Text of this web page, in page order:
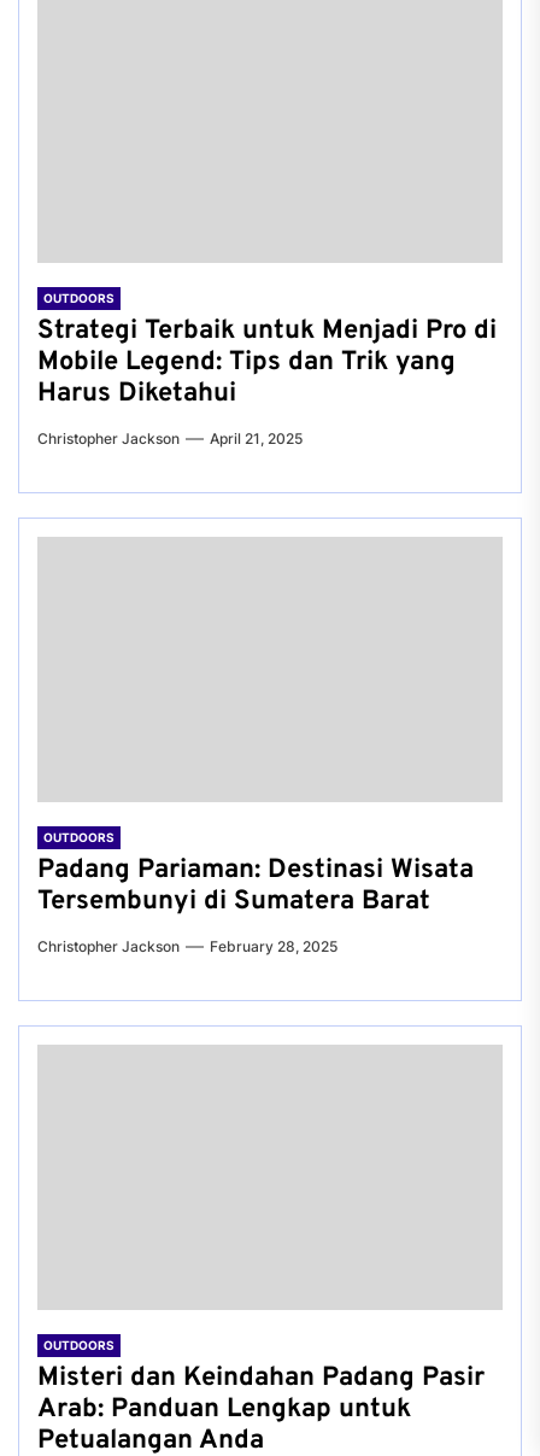
OUTDOORS
Strategi Terbaik untuk Menjadi Pro di
Mobile Legend: Tips dan Trik yang
Harus Diketahui
Christopher Jackson April 21, 2025
OUTDOORS
Padang Pariaman: Destinasi Wisata
Tersembunyi di Sumatera Barat
Christopher Jackson February 28, 2025
OUTDOORS
Misteri dan Keindahan Padang Pasir
Arab: Panduan Lengkap untuk
Petualangan Anda